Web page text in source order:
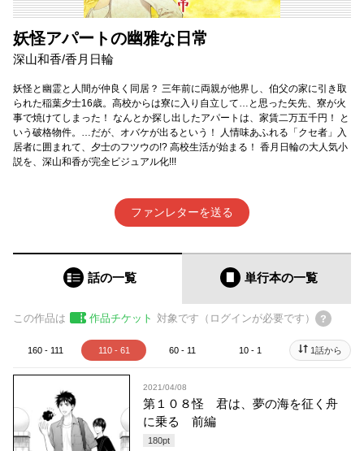
妖怪アパートの幽雅な日常
深山和香/香月日輪
妖怪と幽霊と人間が仲良く同居？ 三年前に両親が他界し、伯父の家に引き取
られた稲葉夕士16歳。高校からは寮に入り自立して…と思った矢先、寮が火
事で焼けてしまった！ なんとか探し出したアパートは、家賃二万五千円！ と
いう破格物件。…だが、オバケが出るという！ 人情味あふれる「クセ者」入
居者に囲まれて、夕士のフツウの!? 高校生活が始まる！ 香月日輪の大人気小
説を、深山和香が完全ビジュアル化!!!
ファンレターを送る
話の一覧 単行本の一覧
この作品は 作品チケット 対象です（ログインが必要です）
160 - 111 110 - 61 60 - 11 10 - 1 1話から
2021/04/08
第１０８怪 君は、夢の海を征く舟
に乗る 前編
180pt